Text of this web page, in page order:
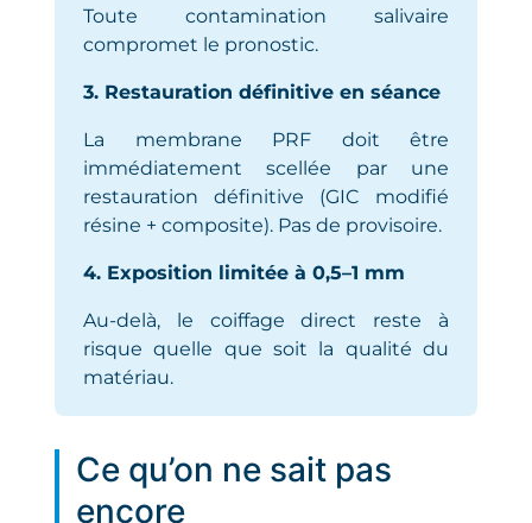
Toute contamination salivaire
compromet le pronostic.
3. Restauration définitive en séance
La membrane PRF doit être
immédiatement scellée par une
restauration définitive (GIC modifié
résine + composite). Pas de provisoire.
4. Exposition limitée à 0,5–1 mm
Au-delà, le coiffage direct reste à
risque quelle que soit la qualité du
matériau.
Ce qu’on ne sait pas
encore